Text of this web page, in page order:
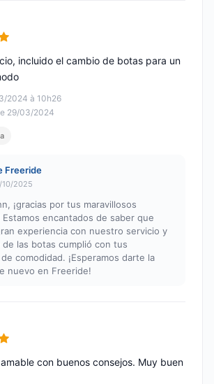
5
2024 à 10h26
29/03/2024
incluido el cambio de botas para un
Freeride
10/2025
¡gracias por tus maravillosos
encantados de saber que
experiencia con nuestro servicio y
las botas cumplió con tus
comodidad. ¡Esperamos darte la
nuevo en Freeride!
5
con buenos consejos. Muy buen